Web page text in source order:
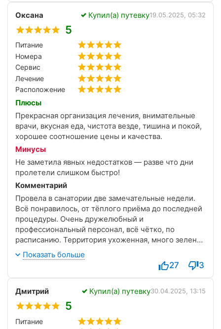
Оксана Купил(а) путевку19.05.2025, 05:32
5
Питание
Номера
Сервис
Лечение
Расположение
Плюсы
Прекрасная организация лечения, внимательные
врачи, вкусная еда, чистота везде, тишина и покой,
хорошее соотношение цены и качества.
Минусы
Не заметила явных недостатков — разве что дни
пролетели слишком быстро!
Комментарий
Провела в санатории две замечательные недели.
Всё понравилось, от тёплого приёма до последней
процедуры. Очень дружелюбный и
профессиональный персонал, всё чётко, по
расписанию. Территория ухоженная, много зелени,
приятно гулять. Процедуры дали реальный эффект,
особенно помогли ванны и физиотерапия. Питание
сбалансированное, вкусное, не скучала ни дня.
Уютный номер, всё работало, убирали регулярно.
Отдохнула телом и душой!
Показать больше
27 3
Дмитрий Купил(а) путевку30.04.2025, 13:15
5
Питание